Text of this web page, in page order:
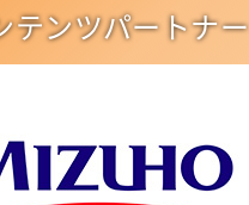
テンツパートナー